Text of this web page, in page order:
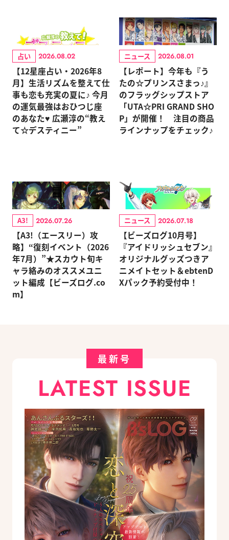
占い 2026.08.02
【12星座占い・2026年8
月】生活リズムを整えて仕
事も恋も充実の夏に♪ 今月
の運気最強はおひつじ座
のあなた♥ 広瀬淳の“教え
て☆デスティニー”
ニュース 2026.08.01
【レポート】今年も『う
たの☆プリンスさまっ♪』
のフラッグシップストア
「UTA☆PRI GRAND SHO
P」が開催！ 注目の商品
ラインナップをチェック♪
A3! 2026.07.26
【A3!（エースリー）攻
略】“復刻イベント（2026
年7月）”★スカウト旬キ
ャラ絡みのオススメユニ
ット編成【ビーズログ.co
m】
ニュース 2026.07.18
【ビーズログ10月号】
『アイドリッシュセブン』
オリジナルグッズつきア
ニメイトセット＆ebtenD
Xパック予約受付中！
最新号
LATEST ISSUE